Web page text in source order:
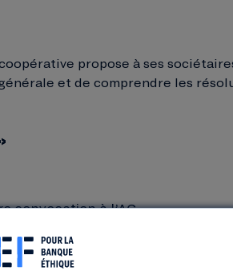
propose à ses
et de comprendre les
convocation à l’AG